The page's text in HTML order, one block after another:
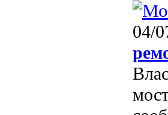
04/